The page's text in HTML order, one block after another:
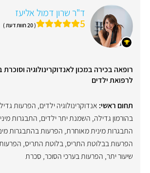
ד"ר שרון דמול אליעז
5 ( 20 חוות דעת )
רופאה בכירה במכון לאנדוקרינולוגיה
לרפואת ילדים
תחום ראשי: אנדוקרינולוגיה ילדים, הפרעות
בהורמון גדילה, השמנת יתר ילדים, התבגרות
התבגרות מינית מאוחרת, הפרעות בהתבגרות
הפרעות בבלוטת התריס,בלוטת התריס,
שיעור יתר, הפרעות בערכי הסוכר, סכרת